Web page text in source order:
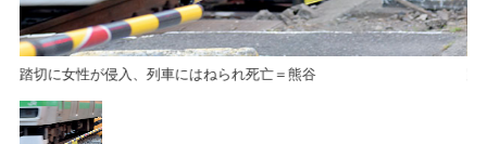
踏切に女性が侵入、列車にはねられ死亡＝熊谷